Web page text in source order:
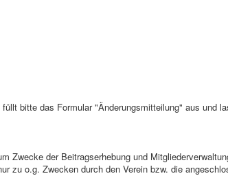
bitte das Formular "Änderungsmitteilung" aus und
Zwecke der Beitragserhebung und
zu o.g. Zwecken durch den Verein bzw. die